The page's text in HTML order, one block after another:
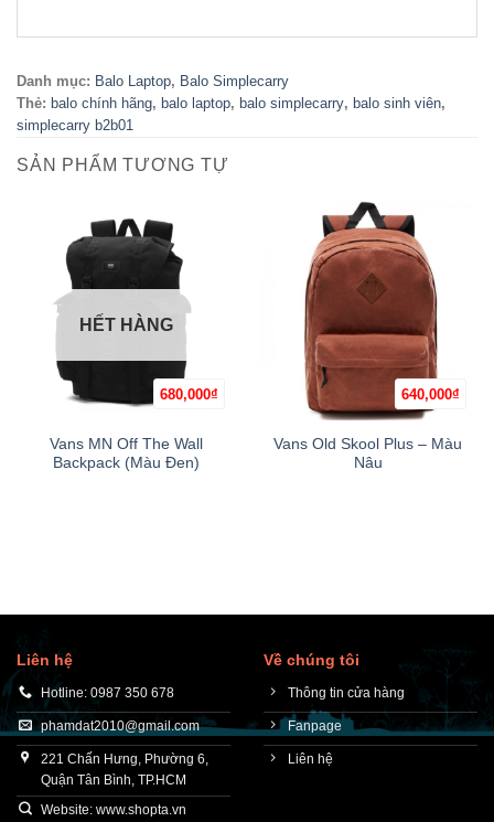
Danh mục: Balo Laptop, Balo Simplecarry
Thẻ: balo chính hãng, balo laptop, balo simplecarry, balo sinh viên,
simplecarry b2b01
SẢN PHẨM TƯƠNG TỰ
680,000₫
HẾT HÀNG
Vans MN Off The Wall
Backpack (Màu Đen)
640,000₫
Vans Old Skool Plus – Màu
Nâu
Liên hệ
Hotline: 0987 350 678
phamdat2010@gmail.com
221 Chấn Hưng, Phường 6,
Quận Tân Bình, TP.HCM
Website: www.shopta.vn
Về chúng tôi
Thông tin cửa hàng
Fanpage
Liên hệ